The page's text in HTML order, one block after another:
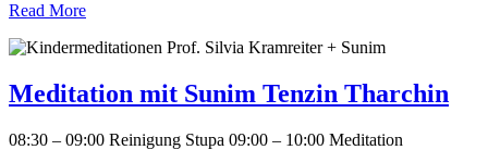
Read More
Meditation mit Sunim Tenzin Tharchin
08:30 – 09:00 Reinigung Stupa 09:00 – 10:00 Meditation